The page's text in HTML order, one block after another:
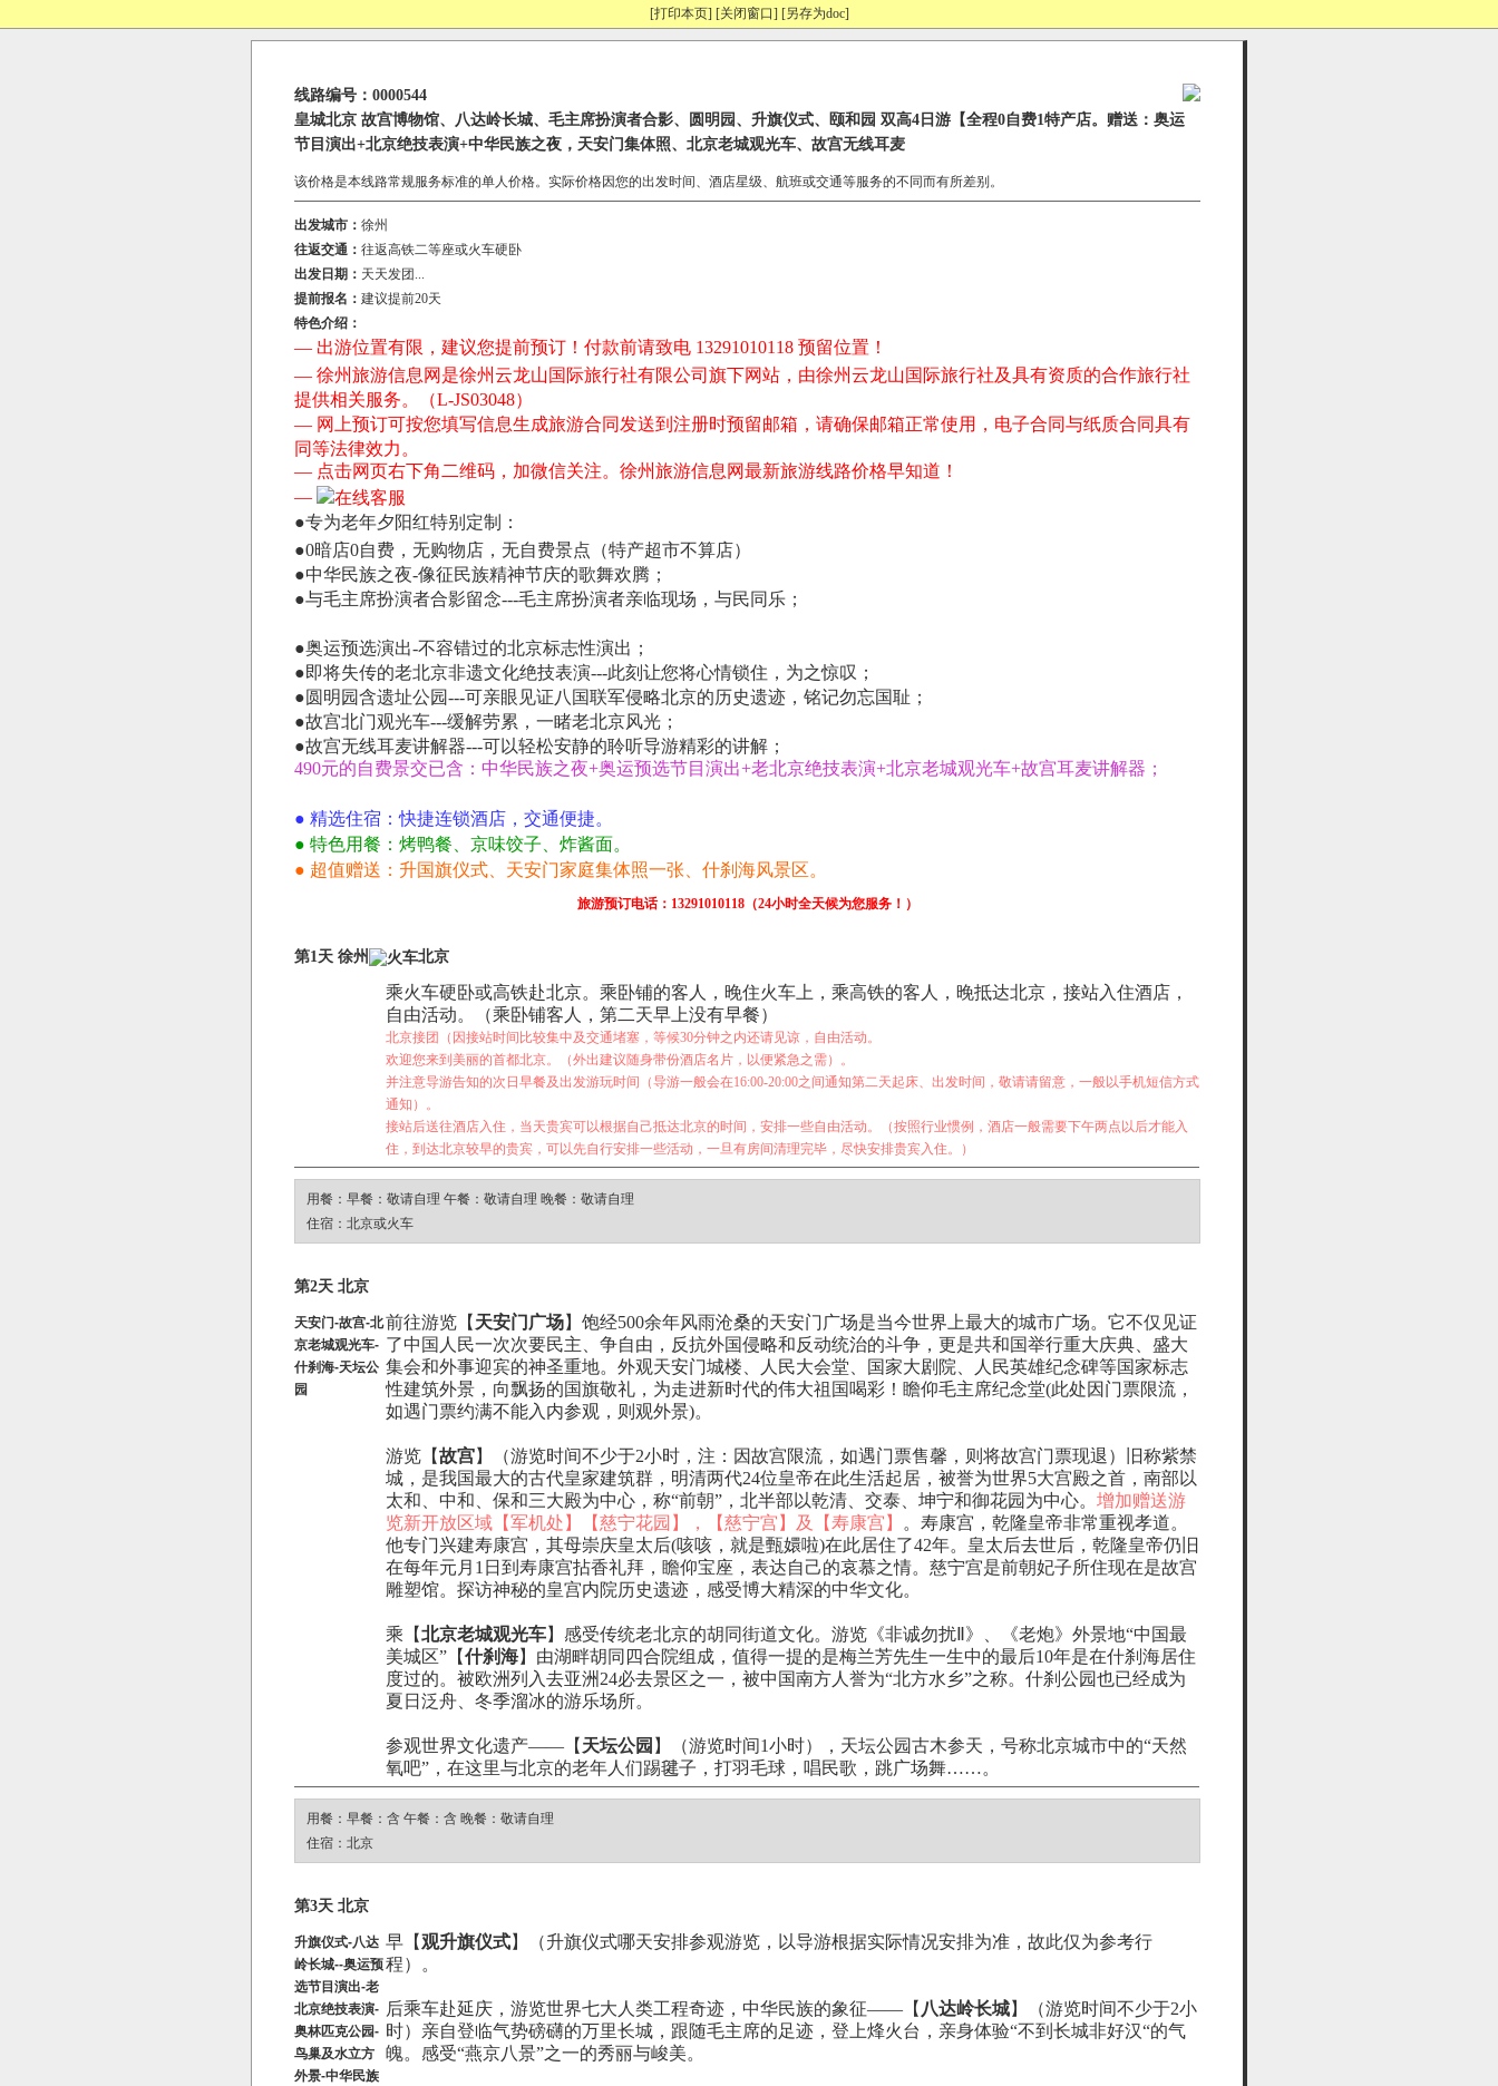
[打印本页] [关闭窗口] [另存为doc]
线路编号：0000544
皇城北京 故宫博物馆、八达岭长城、毛主席扮演者合影、圆明园、升旗仪式、颐和园 双高4日游【全程0自费1特产店。赠送：奥运
节目演出+北京绝技表演+中华民族之夜，天安门集体照、北京老城观光车、故宫无线耳麦
该价格是本线路常规服务标准的单人价格。实际价格因您的出发时间、酒店星级、航班或交通等服务的不同而有所差别。
出发城市：徐州
往返交通：往返高铁二等座或火车硬卧
出发日期： 天天发团...
提前报名：建议提前20天
特色介绍：
— 出游位置有限，建议您提前预订！付款前请致电 13291010118 预留位置！
— 徐州旅游信息网是徐州云龙山国际旅行社有限公司旗下网站，由徐州云龙山国际旅行社及具有资质的合作旅行社
提供相关服务。（L-JS03048）
— 网上预订可按您填写信息生成旅游合同发送到注册时预留邮箱，请确保邮箱正常使用，电子合同与纸质合同具有
同等法律效力。
— 点击网页右下角二维码，加微信关注。徐州旅游信息网最新旅游线路价格早知道！
—
●专为老年夕阳红特别定制：
●0暗店0自费，无购物店，无自费景点（特产超市不算店）
●中华民族之夜-像征民族精神节庆的歌舞欢腾；
●与毛主席扮演者合影留念---毛主席扮演者亲临现场，与民同乐；
●奥运预选演出-不容错过的北京标志性演出；
●即将失传的老北京非遗文化绝技表演---此刻让您将心情锁住，为之惊叹；
●圆明园含遗址公园---可亲眼见证八国联军侵略北京的历史遗迹，铭记勿忘国耻；
●故宫北门观光车---缓解劳累，一睹老北京风光；
●故宫无线耳麦讲解器---可以轻松安静的聆听导游精彩的讲解；
490元的自费景交已含：中华民族之夜+奥运预选节目演出+老北京绝技表演+北京老城观光车+故宫耳麦讲解器；
● 精选住宿：快捷连锁酒店，交通便捷。
● 特色用餐：烤鸭餐、京味饺子、炸酱面。
● 超值赠送：升国旗仪式、天安门家庭集体照一张、什刹海风景区。
旅游预订电话：13291010118（24小时全天候为您服务！）
第1天 徐州 北京
乘火车硬卧或高铁赴北京。乘卧铺的客人，晚住火车上，乘高铁的客人，晚抵达北京，接站入住酒店，
自由活动。（乘卧铺客人，第二天早上没有早餐）
北京接团（因接站时间比较集中及交通堵塞，等候30分钟之内还请见谅，自由活动。
欢迎您来到美丽的首都北京。（外出建议随身带份酒店名片，以便紧急之需）。
并注意导游告知的次日早餐及出发游玩时间（导游一般会在16:00-20:00之间通知第二天起床、出发时间，敬请请留意，一般以手机短信方式
通知）。
接站后送往酒店入住，当天贵宾可以根据自己抵达北京的时间，安排一些自由活动。（按照行业惯例，酒店一般需要下午两点以后才能入
住，到达北京较早的贵宾，可以先自行安排一些活动，一旦有房间清理完毕，尽快安排贵宾入住。）
用餐：早餐：敬请自理 午餐：敬请自理 晚餐：敬请自理
住宿：北京或火车
第2天 北京
天安门-故宫-北
京老城观光车-
什刹海-天坛公
园
前往游览【 天安门广场】饱经500余年风雨沧桑的天安门广场是当今世界上最大的城市广场。它不仅见证
了中国人民一次次要民主、争自由，反抗外国侵略和反动统治的斗争，更是共和国举行重大庆典、盛大
集会和外事迎宾的神圣重地。外观天安门城楼、人民大会堂、国家大剧院、人民英雄纪念碑等国家标志
性建筑外景，向飘扬的国旗敬礼，为走进新时代的伟大祖国喝彩！瞻仰毛主席纪念堂(此处因门票限流，
如遇门票约满不能入内参观，则观外景)。
游览【故宫】（游览时间不少于2小时，注：因故宫限流，如遇门票售馨，则将故宫门票现退）旧称紫禁
城，是我国最大的古代皇家建筑群，明清两代24位皇帝在此生活起居，被誉为世界5大宫殿之首，南部以
太和、中和、保和三大殿为中心，称“前朝”，北半部以乾清、交泰、坤宁和御花园为中心。增加赠送游
览新开放区域【军机处】【慈宁花园】，【慈宁宫】及【寿康宫】
。寿康宫，乾隆皇帝非常重视孝道。
他专门兴建寿康宫，其母崇庆皇太后(咳咳，就是甄嬛啦)在此居住了42年。皇太后去世后，乾隆皇帝仍旧
在每年元月1日到寿康宫拈香礼拜，瞻仰宝座，表达自己的哀慕之情。慈宁宫是前朝妃子所住现在是故宫
雕塑馆。探访神秘的皇宫内院历史遗迹，感受博大精深的中华文化。
乘【北京老城观光车】感受传统老北京的胡同街道文化。游览《非诚勿扰Ⅱ》、《老炮》外景地“中国最
美城区”【什刹海】由湖畔胡同四合院组成，值得一提的是梅兰芳先生一生中的最后10年是在什刹海居住
度过的。被欧洲列入去亚洲24必去景区之一，被中国南方人誉为“北方水乡”之称。什刹公园也已经成为
夏日泛舟、冬季溜冰的游乐场所。
参观世界文化遗产——【 天坛公园 】（游览时间1小时），天坛公园古木参天，号称北京城市中的“天然
氧吧”，在这里与北京的老年人们踢毽子，打羽毛球，唱民歌，跳广场舞……。
用餐：早餐：含 午餐：含 晚餐：敬请自理
住宿：北京
第3天 北京
升旗仪式-八达
岭长城--奥运预
选节目演出-老
北京绝技表演-
奥林匹克公园-
鸟巢及水立方
外景-中华民族
早【观升旗仪式】（升旗仪式哪天安排参观游览，以导游根据实际情况安排为准，故此仅为参考行
程）。
后乘车赴延庆，游览世界七大人类工程奇迹，中华民族的象征——【 八达岭长城】（游览时间不少于2小
时）亲自登临气势磅礴的万里长城，跟随毛主席的足迹，登上烽火台，亲身体验“不到长城非好汉“的气
魄。感受“燕京八景”之一的秀丽与峻美。